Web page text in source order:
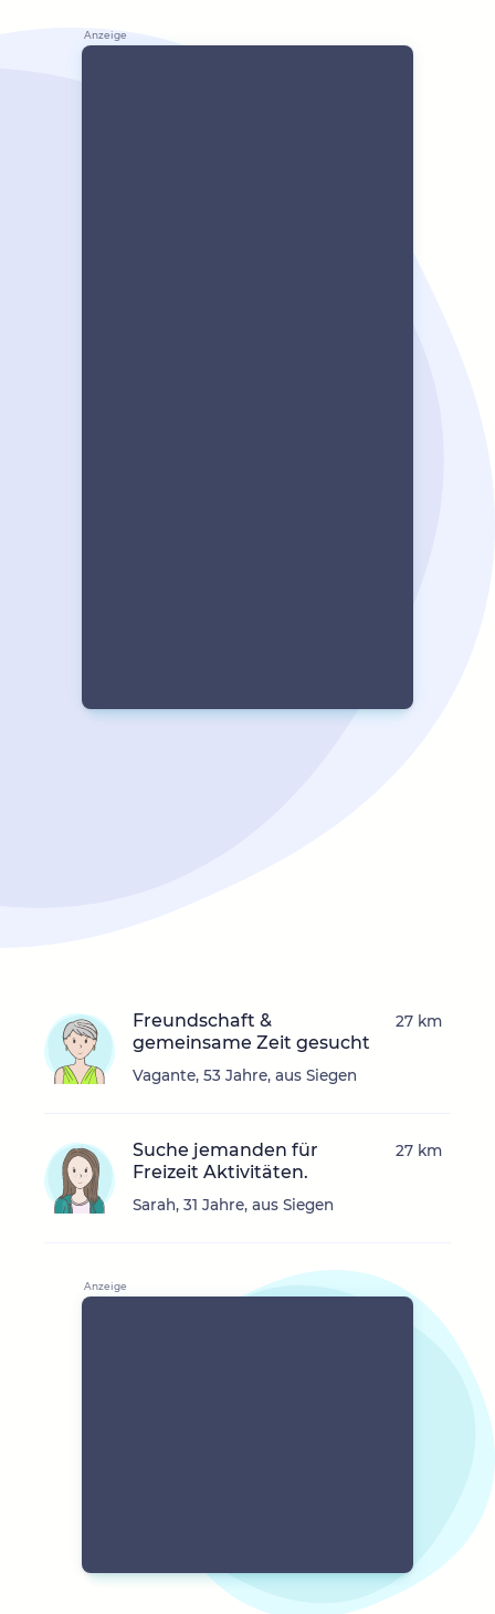
Freundschaft &
gemeinsame Zeit gesucht
Vagante, 53 Jahre, aus Siegen
27 km
Suche jemanden für
Freizeit Aktivitäten.
Sarah, 31 Jahre, aus Siegen
27 km